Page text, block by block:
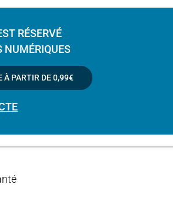
RÉSERVÉ
NUMÉRIQUES
À PARTIR DE0,99€